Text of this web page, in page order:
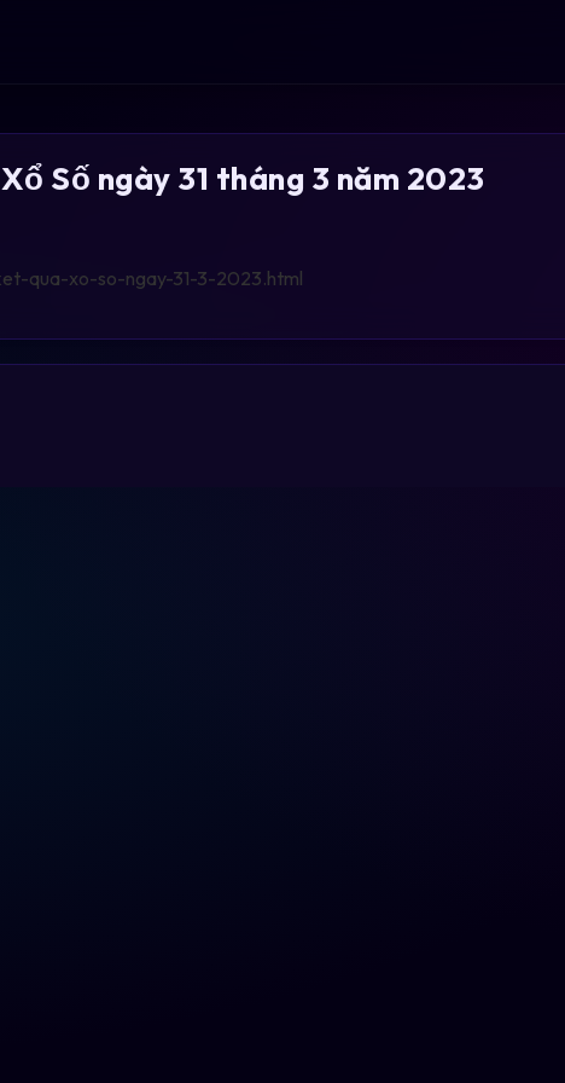
Số ngày 31 tháng 3 năm 2023
qua-xo-so-ngay-31-3-2023.html